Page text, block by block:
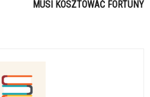
MUSI KOSZTOWAĆ FORTUNY